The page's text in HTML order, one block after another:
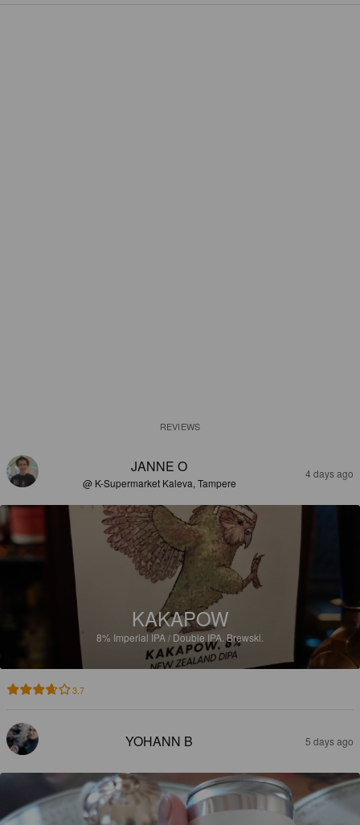
REVIEWS
JANNE O
@ K-Supermarket Kaleva, Tampere
4 days ago
KAKAPOW
8% Imperial IPA / Double IPA. Brewski.
3.7
YOHANN B 5 days ago